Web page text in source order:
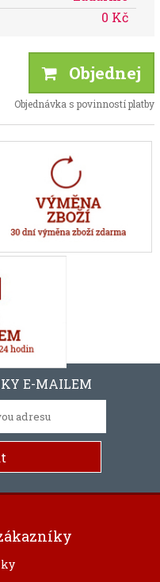
0 Kč
Objednej
Objednávka s povinností platby
E-MAILEM